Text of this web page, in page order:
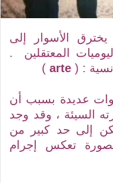
يخترق الأسوار إلى
المعتقلين .
: (
arte
)
عديدة بسبب أن
السيئة ، وقد وجد
إلى حد كبير من
بصورة تعكس إجرام